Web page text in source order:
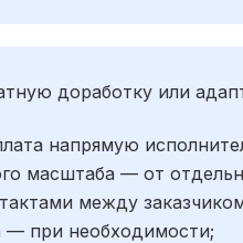
доработку или
напрямую
масштаба — от
между
— при необходимости;